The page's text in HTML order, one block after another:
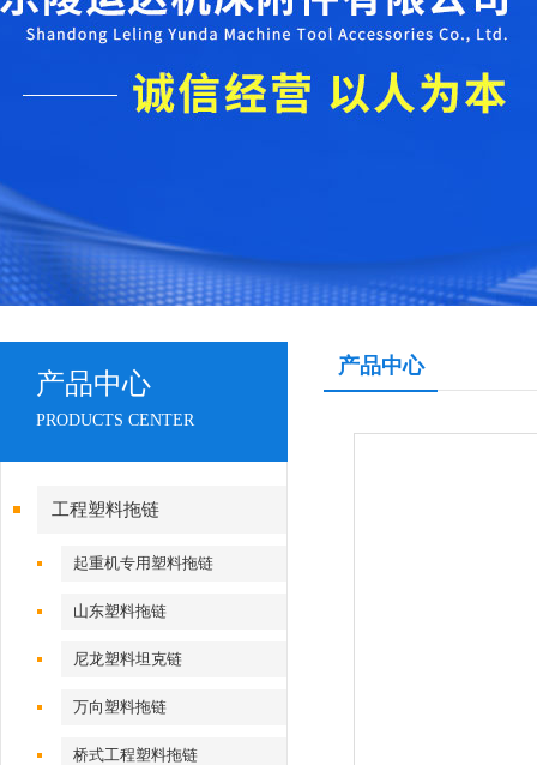
产品中心
PRODUCTS CENTER
工程塑料拖链
起重机专用塑料拖链
山东塑料拖链
尼龙塑料坦克链
万向塑料拖链
桥式工程塑料拖链
产品中心